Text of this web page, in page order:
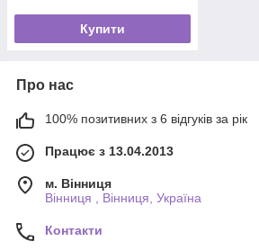
Купити
Про нас
100% позитивних з 6 відгуків за рік
Працює з 13.04.2013
м. Вінниця
Вінниця , Вінниця, Україна
Контакти